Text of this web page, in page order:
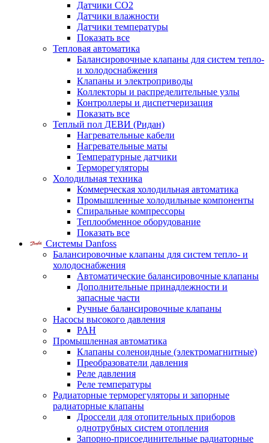
Датчики CO2
Датчики влажности
Датчики температуры
Показать все
Тепловая автоматика
Балансировочные клапаны для систем тепло-
и холодоснабжения
Клапаны и электроприводы
Коллекторы и распределительные узлы
Контроллеры и диспетчеризация
Показать все
Теплый пол ДЕВИ (Ридан)
Нагревательные кабели
Нагревательные маты
Температурные датчики
Терморегуляторы
Холодильная техника
Коммерческая холодильная автоматика
Промышленные холодильные компоненты
Спиральные компрессоры
Теплообменное оборудование
Показать все
Системы Danfoss
Балансировочные клапаны для систем тепло- и
холодоснабжения
Автоматические балансировочные клапаны
Дополнительные принадлежности и
запасные части
Ручные балансировочные клапаны
Насосы высокого давления
PAH
Промышленная автоматика
Клапаны соленоидные (электромагнитные)
Преобразователи давления
Реле давления
Реле температуры
Радиаторные терморегуляторы и запорные
радиаторные клапаны
Дроссели для отопительных приборов
однотрубных систем отопления
Запорно-присоединительные радиаторные